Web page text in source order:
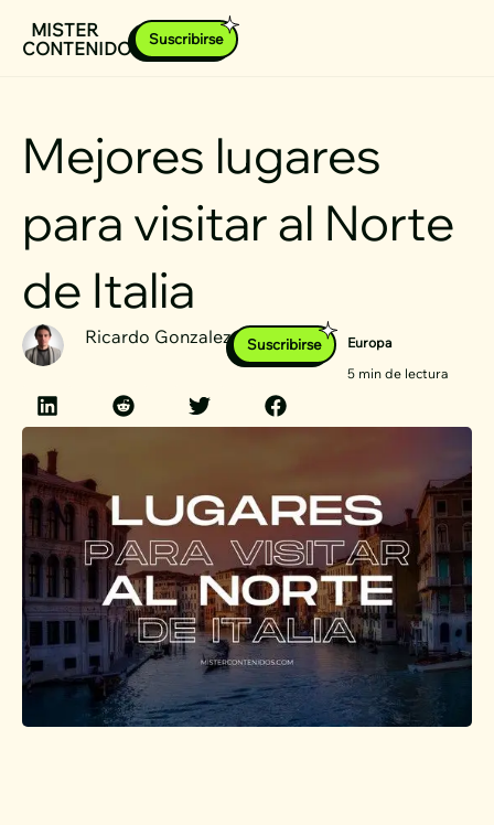
MISTER
CONTENIDOS Suscribirse
Mejores lugares
para visitar al Norte
de Italia
Ricardo Gonzalez Suscribirse
Europa
5 min de lectura